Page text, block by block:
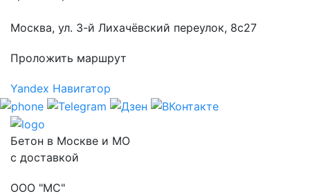
Москва, ул. 3-й Лихачёвский переулок, 8с27
Проложить маршрут
Yandex Навигатор
Бетон в Москве и МО
с доставкой
ООО "МС"